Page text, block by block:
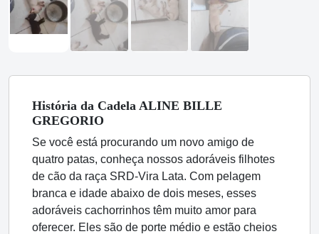
História da Cadela ALINE BILLE
GREGORIO
Se você está procurando um novo amigo de
quatro patas, conheça nossos adoráveis filhotes
de cão da raça SRD-Vira Lata. Com pelagem
branca e idade abaixo de dois meses, esses
adoráveis cachorrinhos têm muito amor para
oferecer. Eles são de porte médio e estão cheios